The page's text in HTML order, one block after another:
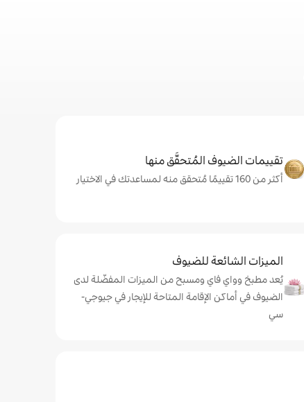
تقييمات الضيوف المُتحقَّق منها
أكثر من 160 تقييمًا مُتحقق منه لمساعدتك في الاختيار
الميزات الشائعة للضيوف
يُعد مطبخ وواي فاي ومسبح من الميزات المفضّلة لدى
الضيوف في أماكن الإقامة المتاحة للإيجار في جيوجي-
سي